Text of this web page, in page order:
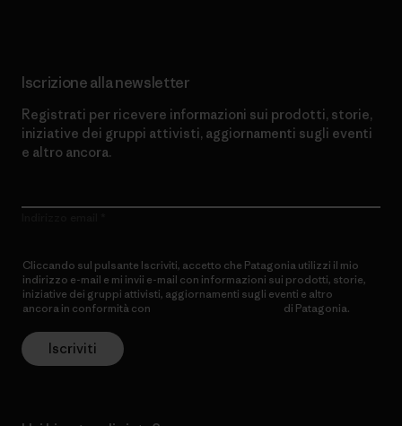
Iscrizione alla newsletter
Registrati per ricevere informazioni sui prodotti, storie,
iniziative dei gruppi attivisti, aggiornamenti sugli eventi
e altro ancora.
Cliccando sul pulsante Iscriviti, accetto che Patagonia utilizzi il mio
indirizzo e-mail e mi invii e-mail con informazioni sui prodotti, storie,
iniziative dei gruppi attivisti, aggiornamenti sugli eventi e altro
ancora in conformità con
di Patagonia.
Iscriviti